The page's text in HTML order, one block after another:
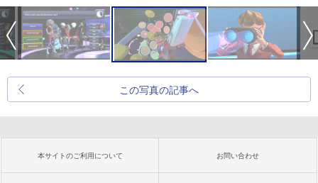
この写真の記事へ
本サイトのご利用について お問い合わせ